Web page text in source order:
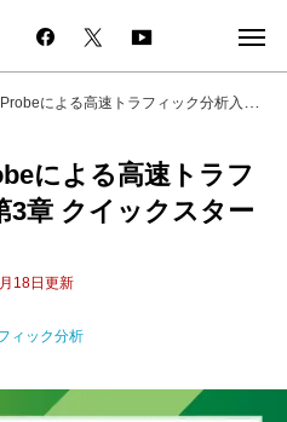
る高速トラフィック分析入門】第3章 クイックスタート
による高速トラフ
3章 クイックスター
18日 更新
ィック分析